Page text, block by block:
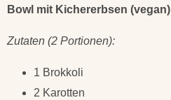
Bowl mit Kichererbsen (vegan)
Zutaten (2 Portionen):
1 Brokkoli
2 Karotten